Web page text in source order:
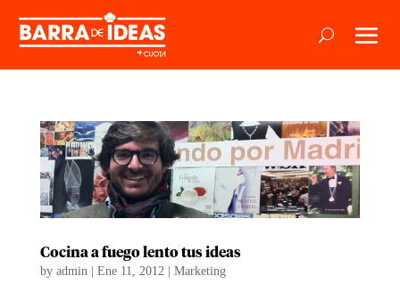
Cocina a fuego lento tus ideas
by admin| Ene 11, 2012| Marketing